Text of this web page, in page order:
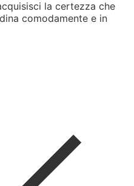
la certezza che
comodamente e in